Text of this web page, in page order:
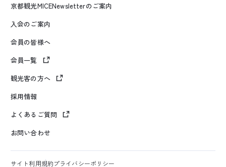
京都観光MICENewsletterのご案内
入会のご案内
会員の皆様へ
会員一覧
観光客の方へ
採用情報
よくあるご質問
お問い合わせ
サイト利用規約プライバシーポリシー